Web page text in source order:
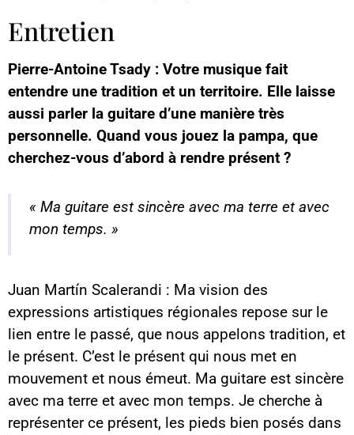
Entretien
Pierre-Antoine Tsady : Votre musique fait
entendre une tradition et un territoire. Elle laisse
aussi parler la guitare d’une manière très
personnelle. Quand vous jouez la pampa, que
cherchez-vous d’abord à rendre présent ?
« Ma guitare est sincère avec ma terre et avec
mon temps. »
Juan Martín Scalerandi : Ma vision des
expressions artistiques régionales repose sur le
lien entre le passé, que nous appelons tradition, et
le présent. C’est le présent qui nous met en
mouvement et nous émeut. Ma guitare est sincère
avec ma terre et avec mon temps. Je cherche à
représenter ce présent, les pieds bien posés dans